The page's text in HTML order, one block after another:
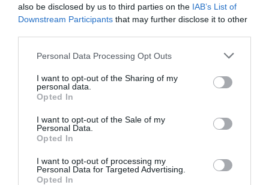
also be disclosed by us to third parties on the IAB’s List of
Downstream Participants that may further disclose it to other
Please note that this website/app uses one or more Google
not limited to your visit or usage behaviour. You may click to
grant or deny consent to Google and its third-party tags to
use your data for below specified purposes in below Google
consent section.
Personal Data Processing Opt Outs
I want to opt-out of the Sharing of my
personal data.
Opted In
I want to opt-out of the Sale of my
Personal Data.
Opted In
I want to opt-out of processing my
Personal Data for Targeted Advertising.
Opted In
Μίνι ανασκόπηση της
εβδομάδας που πέρασε
εβδομάδας 20-24 Ιουλίου δίνοντας έμφαση σε αυτές
που εφάπτονται της καθημερινότητάς μας.
Βίβιαν Ευθυμιοπούλου
Παρασκευή 24 Ιουλίου 2026